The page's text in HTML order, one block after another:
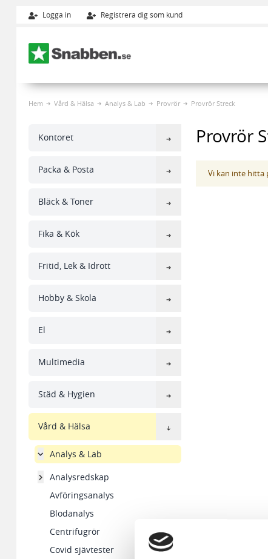
Logga in Registrera dig som kund
Hem Vård & Hälsa Analys & Lab Provrör Provrör Streck
Kontoret
Packa & Posta
Bläck & Toner
Fika & Kök
Fritid, Lek & Idrott
Hobby & Skola
El
Multimedia
Städ & Hygien
Vård & Hälsa
Analys & Lab
Analysredskap
Avföringsanalys
Blodanalys
Centrifugrör
Covid sjävtester
Provrör
Vi kan inte hitta